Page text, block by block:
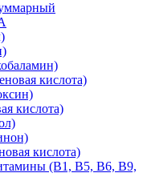
кислота)
кислота)
кислота)
(B1, B5, B6, В9,